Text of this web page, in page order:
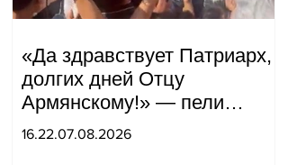
«Да здравствует Патриарх,
долгих дней Отцу
Армянскому!» — пели
горожане во дворе.
16.22.07.08.2026